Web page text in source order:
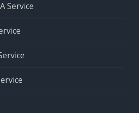
Service